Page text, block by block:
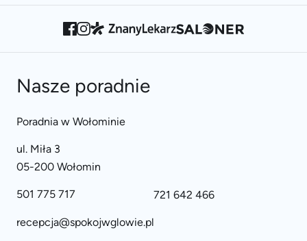
Nasze poradnie
Poradnia w Wołominie
ul. Miła 3
05-200 Wołomin
501 775 717 721 642 466
recepcja@spokojwglowie.pl